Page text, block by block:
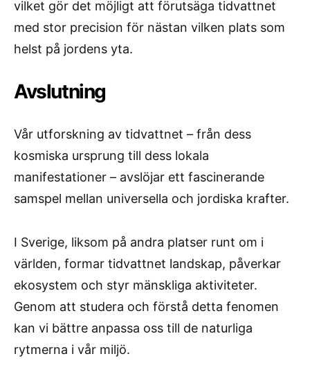
vilket gör det möjligt att förutsäga tidvattnet
med stor precision för nästan vilken plats som
helst på jordens yta.
Avslutning
Vår utforskning av tidvattnet – från dess
kosmiska ursprung till dess lokala
manifestationer – avslöjar ett fascinerande
samspel mellan universella och jordiska krafter.
I Sverige, liksom på andra platser runt om i
världen, formar tidvattnet landskap, påverkar
ekosystem och styr mänskliga aktiviteter.
Genom att studera och förstå detta fenomen
kan vi bättre anpassa oss till de naturliga
rytmerna i vår miljö.